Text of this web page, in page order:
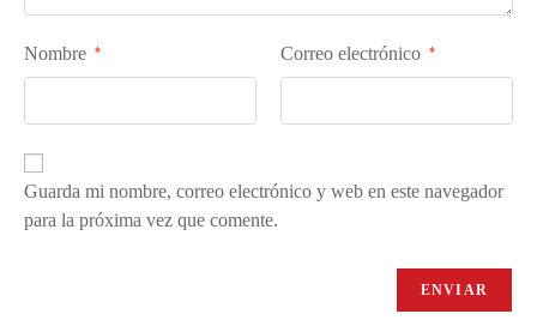
Nombre * Correo electrónico *
Guarda mi nombre, correo electrónico y web en este navegador
para la próxima vez que comente.